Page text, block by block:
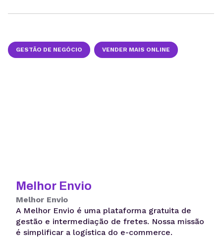
GESTÃO DE NEGÓCIO VENDER MAIS ONLINE
Melhor Envio
Melhor Envio
A Melhor Envio é uma plataforma gratuita de
gestão e intermediação de fretes. Nossa missão
é simplificar a logística do e-commerce.